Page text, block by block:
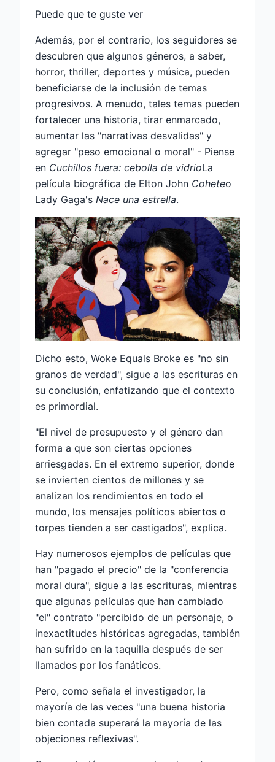
Puede que te guste ver
Además, por el contrario, los seguidores se
descubren que algunos géneros, a saber,
horror, thriller, deportes y música, pueden
beneficiarse de la inclusión de temas
progresivos. A menudo, tales temas pueden
fortalecer una historia, tirar enmarcado,
aumentar las "narrativas desvalidas" y
agregar "peso emocional o moral" - Piense
en Cuchillos fuera: cebolla de vidrioLa
película biográfica de Elton John Coheteo
Lady Gaga's Nace una estrella.
Dicho esto, Woke Equals Broke es "no sin
granos de verdad", sigue a las escrituras en
su conclusión, enfatizando que el contexto
es primordial.
"El nivel de presupuesto y el género dan
forma a que son ciertas opciones
arriesgadas. En el extremo superior, donde
se invierten cientos de millones y se
analizan los rendimientos en todo el
mundo, los mensajes políticos abiertos o
torpes tienden a ser castigados", explica.
Hay numerosos ejemplos de películas que
han "pagado el precio" de la "conferencia
moral dura", sigue a las escrituras, mientras
que algunas películas que han cambiado
"el" contrato "percibido de un personaje, o
inexactitudes históricas agregadas, también
han sufrido en la taquilla después de ser
llamados por los fanáticos.
Pero, como señala el investigador, la
mayoría de las veces "una buena historia
bien contada superará la mayoría de las
objeciones reflexivas".